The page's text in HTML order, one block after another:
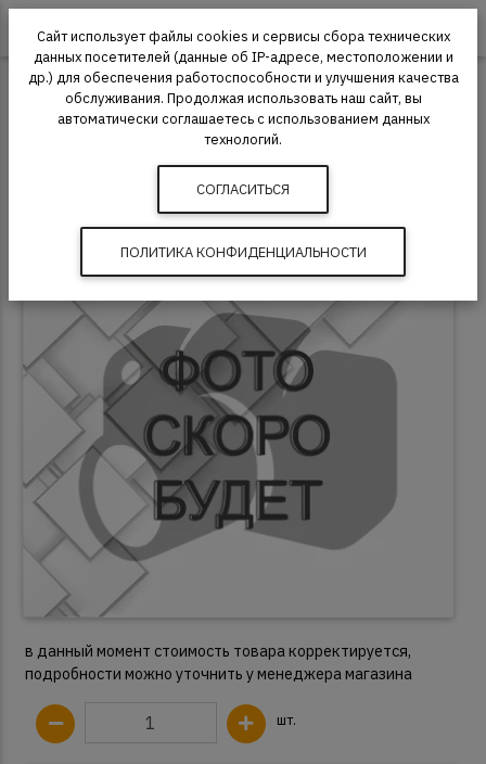
Плинтус Laconistiq
Плинтус Муфта соединительная прямая
в данный момент стоимость товара корректируется,
подробности можно уточнить у менеджера магазина
шт.
Сайт использует файлы cookies и сервисы сбора технических
данных посетителей (данные об IP-адресе, местоположении и
др.) для обеспечения работоспособности и улучшения качества
обслуживания. Продолжая использовать наш сайт, вы
автоматически соглашаетесь с использованием данных
технологий.
СОГЛАСИТЬСЯ
ПОЛИТИКА КОНФИДЕНЦИАЛЬНОСТИ